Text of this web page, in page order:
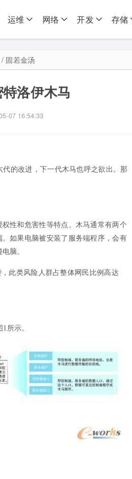
运维 网络 开发 存储
固若金汤
洛伊木马
07 16:54:33
的改进，下一代木马也呼之欲出。那
性和危害性等特点。木马通常有两个
如果电脑被安装了服务端程序，会有
脑。
此类风险人群占整体网民比例高达
所示。